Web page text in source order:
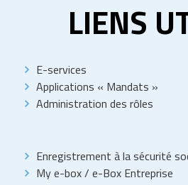
LIENS
E-services
Applications « Mandats »
Administration des rôles
Enregistrement à la sécurité
My e-box/ e-Box Entreprise